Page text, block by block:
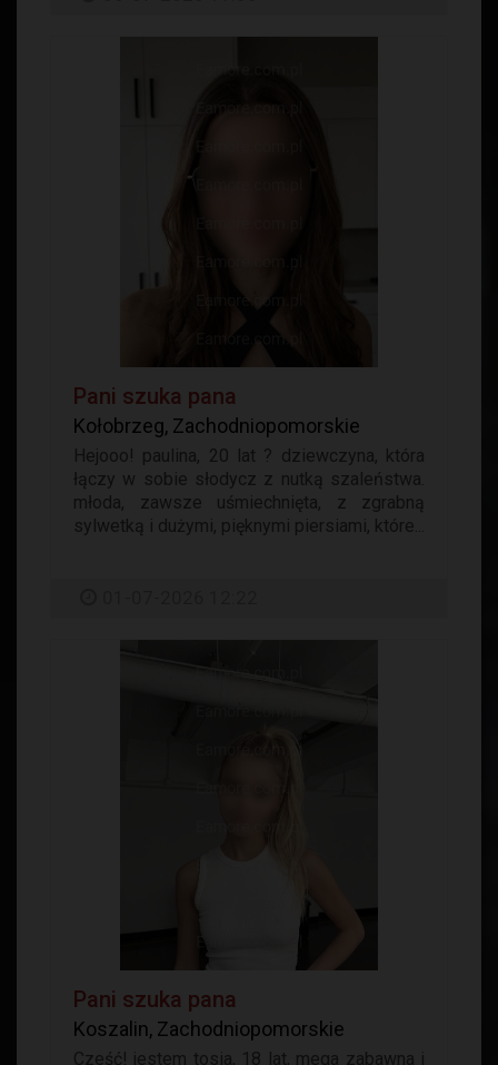
Pani szuka pana
Kołobrzeg, Zachodniopomorskie
Hejooo! paulina, 20 lat ? dziewczyna, która
łączy w sobie słodycz z nutką szaleństwa.
młoda, zawsze uśmiechnięta, z zgrabną
sylwetką i dużymi, pięknymi piersiami, które...
Pani szuka pana
Koszalin, Zachodniopomorskie
Cześć! jestem tosia, 18 lat, mega zabawna i